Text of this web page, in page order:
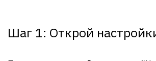
Шаг 1: Открой